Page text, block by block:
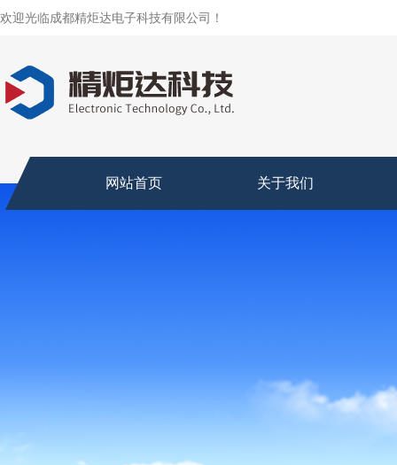
欢迎光临成都精炬达电子科技有限公司！
网站首页 关于我们